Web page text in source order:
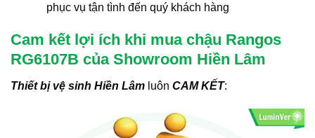
phục vụ tận tình đến quý khách hàng
Cam kết lợi ích khi mua chậu Rangos
RG6107B của Showroom Hiền Lâm
Thiết bị vệ sinh Hiền Lâm luôn CAM KẾT: